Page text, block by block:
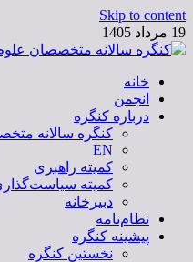
Skip to content
19 مرداد 1405
کنگره سالانه متخصصان علوم
خانه
انجمن
درباره کنگره
کنگره سالانه
EN
کمیته راهبری
کمیته
دبیرخانه
نظام‌نامه
پیشینه کنگره
نخستین کنگره